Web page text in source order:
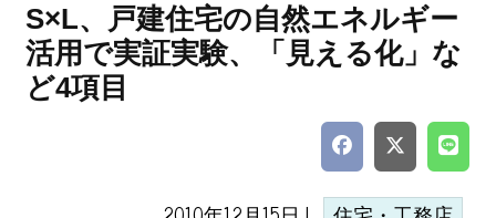
S×L、戸建住宅の自然エネルギー
活用で実証実験、「見える化」な
ど4項目